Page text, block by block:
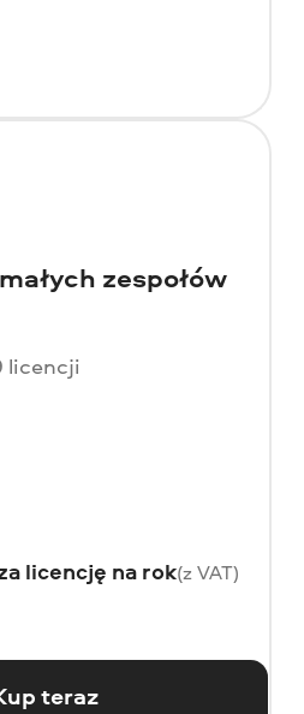
zespołów
licencji
licencję na rok(z VAT)
teraz